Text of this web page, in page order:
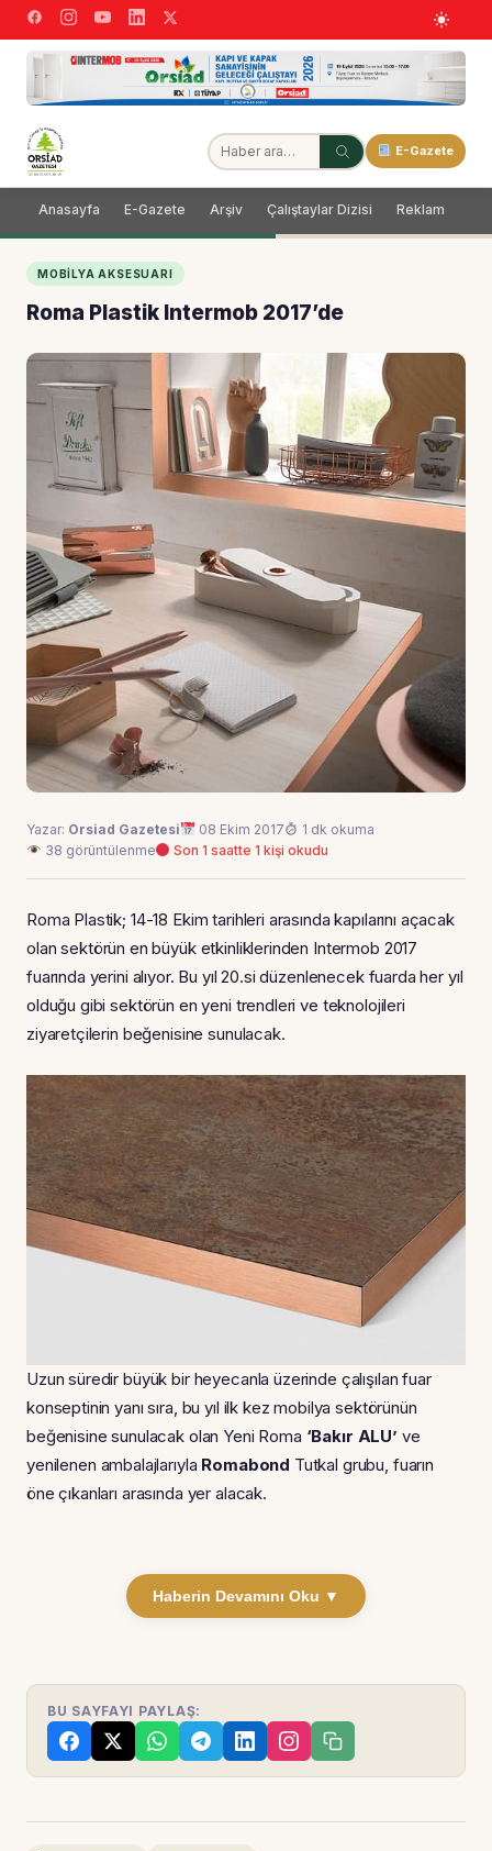
E-Gazete
Anasayfa E-Gazete Arşiv Çalıştaylar Dizisi Reklam
MOBILYA AKSESUARI
Roma Plastik Intermob 2017’de
Yazar: Orsiad Gazetesi 08 Ekim 2017
1 dk okuma
38 görüntülenme
Son 1 saatte 1 kişi okudu
Roma Plastik; 14-18 Ekim tarihleri arasında kapılarını açacak
olan sektörün en büyük etkinliklerinden Intermob 2017
fuarında yerini alıyor. Bu yıl 20.si düzenlenecek fuarda her yıl
olduğu gibi sektörün en yeni trendleri ve teknolojileri
ziyaretçilerin beğenisine sunulacak.
Uzun süredir büyük bir heyecanla üzerinde çalışılan fuar
konseptinin yanı sıra, bu yıl ilk kez mobilya sektörünün
beğenisine sunulacak olan Yeni Roma ‘Bakır ALU’ ve
yenilenen ambalajlarıyla Romabond Tutkal grubu, fuarın
öne çıkanları arasında yer alacak.
Haberin Devamını Oku ▼
BU SAYFAYI PAYLAŞ: